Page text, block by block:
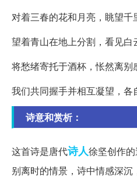
对着三春的花和月亮，眺望千
望着青山在地上分割，看见白
将愁绪寄托于酒杯，怅然离别
我们共同握手并相互凝望，各
诗意和赏析：
这首诗是唐代诗人徐坚创作
别离时的情景，诗中情感深沉